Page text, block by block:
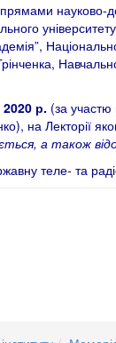
науково-
р. (за участю
на Лекторії
а також
теле- та